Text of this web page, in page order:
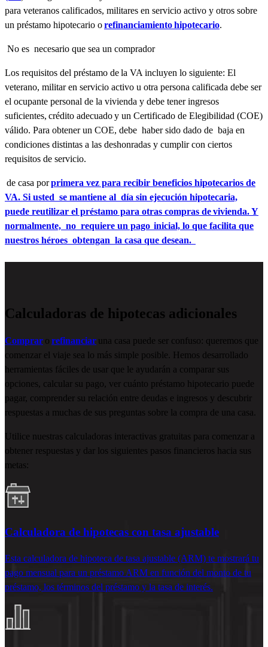
para veteranos calificados, militares en servicio activo y otros sobre
un préstamo hipotecario orefinanciamiento hipotecario.
No es necesario que sea un comprador
Los requisitos del préstamo de la VA incluyen lo siguiente: El
veterano, militar en servicio activo u otra persona calificada debe ser
el ocupante personal de la vivienda y debe tener ingresos
suficientes, crédito adecuado y un Certificado de Elegibilidad (COE)
válido. Para obtener un COE, debe haber sido dado de baja en
condiciones distintas a las deshonradas y cumplir con ciertos
requisitos de servicio.
de casa porprimera vez para recibir beneficios hipotecarios de
VA. Si usted se mantiene al día sin ejecución hipotecaria,
puede reutilizar el préstamo para otras compras devivienda. Y
normalmente, no requiere un pago inicial, lo que facilita que
nuestros héroes obtengan la casa que desean.
Calculadoras de hipotecas adicionales
Comprar o refinanciar una casa puede ser confuso: queremos que
comenzar el viaje sea lo más simple posible. Hemos desarrollado
herramientas fáciles de usar que le ayudarán a comparar sus
opciones, calcular su pago, ver cuánto préstamo hipotecario puede
pagar, comprender su relación entre deudas e ingresos y descubrir
respuestas a muchas de sus preguntas sobre la compra de una casa.
Utilice nuestras calculadoras interactivas gratuitas para comenzar a
obtener respuestas y dar los siguientes pasos financieros hacia sus
metas:
Calculadora de hipotecas con tasa ajustable
Esta calculadora de hipoteca de tasa ajustable (ARM) te mostrará tu
pago mensual para un préstamo ARM en función del monto de tu
préstamo, los términos del préstamo y la tasa de interés.